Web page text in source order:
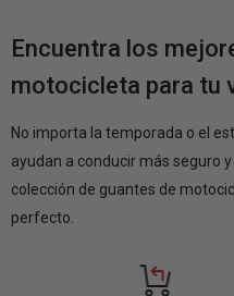
Encuentra los
motocicleta para tu
No importa la temporada o el
ayudan a conducir más seguro
colección de guantes de
perfecto.